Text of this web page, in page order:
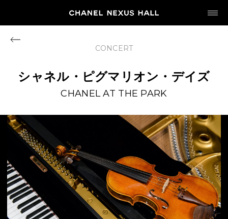
MY CHANEL NEXUS
HOME
PROGRAM
2026
ARCHIVE
CONCERT
シャネル・ピグマリオン・デイズ
CHANEL AT THE PARK